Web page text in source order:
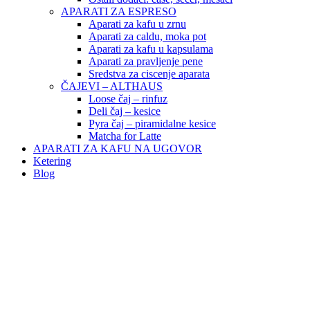
APARATI ZA ESPRESO
Aparati za kafu u zrnu
Aparati za caldu, moka pot
Aparati za kafu u kapsulama
Aparati za pravljenje pene
Sredstva za ciscenje aparata
ČAJEVI – ALTHAUS
Loose čaj – rinfuz
Deli čaj – kesice
Pyra čaj – piramidalne kesice
Matcha for Latte
APARATI ZA KAFU NA UGOVOR
Ketering
Blog